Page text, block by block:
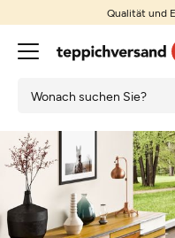
Qualität und